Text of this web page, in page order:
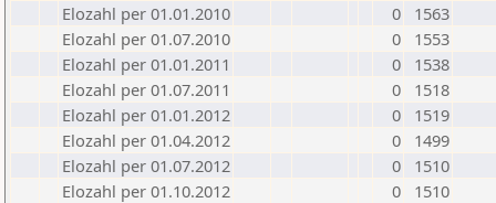
Elozahl per 01.01.2010
0
1563
Elozahl per 01.07.2010
0
1553
Elozahl per 01.01.2011
0
1538
Elozahl per 01.07.2011
0
1518
Elozahl per 01.01.2012
0
1519
Elozahl per 01.04.2012
0
1499
Elozahl per 01.07.2012
0
1510
Elozahl per 01.10.2012
0
1510